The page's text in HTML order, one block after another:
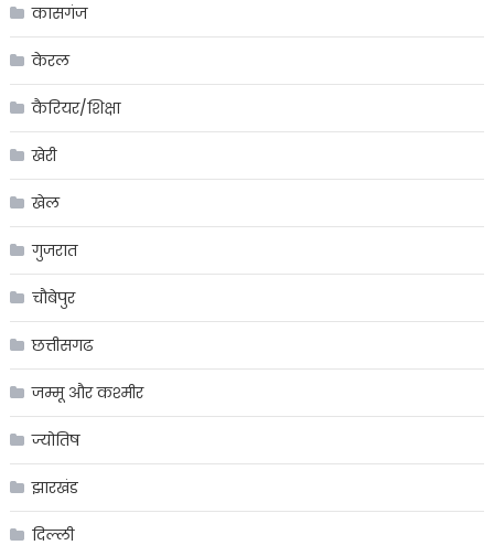
कासगंज
केरल
कैरियर/शिक्षा
खेरी
खेल
गुजरात
चौबेपुर
छत्तीसगढ
जम्मू और कश्मीर
ज्योतिष
झारखंड
दिल्ली